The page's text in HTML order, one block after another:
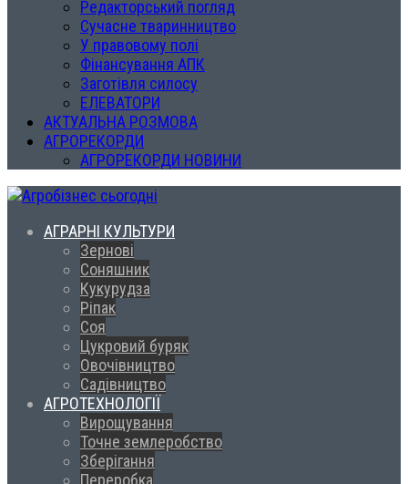
Редакторський погляд
Сучасне тваринництво
У правовому полі
Фінансування АПК
Заготівля силосу
ЕЛЕВАТОРИ
АКТУАЛЬНА РОЗМОВА
АГРОРЕКОРДИ
АГРОРЕКОРДИ НОВИНИ
АГРАРНІ КУЛЬТУРИ
Зернові
Соняшник
Кукурудза
Ріпак
Соя
Цукровий буряк
Овочівництво
Садівництво
АГРОТЕХНОЛОГІЇ
Вирощування
Точне землеробство
Зберігання
Переробка